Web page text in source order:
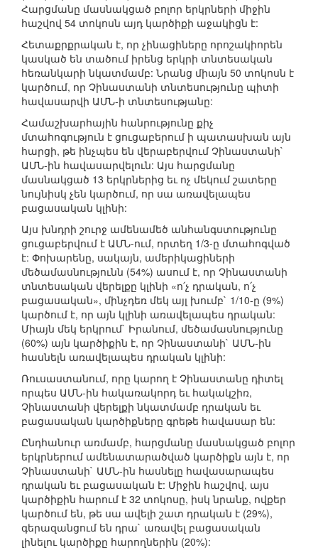
Հարցմանը մասնակցած բոլոր երկրների միջին
հաշվով 54 տոկոսն այդ կարծիքի աջակիցն է:
Հետաքրքրական է, որ չինացիները որոշակիորեն
կասկած են տածում իրենց երկրի տնտեսական
հեռանկարի նկատմամբ: Նրանց միայն 50 տոկոսն է
կարծում, որ Չինաստանի տնտեսությունը պիտի
հավասարվի ԱՄՆ-ի տնտեսությանը:
Համաշխարհային հանրությունը քիչ
մտահոգություն է ցուցաբերում ի պատասխան այն
հարցի, թե ինչպես են վերաբերվում Չինաստանի`
ԱՄՆ-ին հավասարվելուն: Այս հարցմանը
մասնակցած 13 երկրներից եւ ոչ մեկում շատերը
նույնիսկ չեն կարծում, որ սա առավելապես
բացասական կլինի:
Այս խնդրի շուրջ ամենամեծ անհանգստությունը
ցուցաբերվում է ԱՄՆ-ում, որտեղ 1/3-ը մտահոգված
է: Փոխարենը, սակայն, ամերիկացիների
մեծամասնությունն (54%) ասում է, որ Չինաստանի
տնտեսական վերելքը կլինի «ո՛չ դրական, ո՛չ
բացասական», մինչդեռ մեկ այլ խումբ` 1/10-ը (9%)
կարծում է, որ այն կլինի առավելապես դրական:
Միայն մեկ երկրում` Իրանում, մեծամասնությունը
(60%) այն կարծիքին է, որ Չինաստանի` ԱՄՆ-ին
հասնելն առավելապես դրական կլինի:
Ռուսաստանում, որը կարող է Չինաստանը դիտել
որպես ԱՄՆ-ին հակառակորդ եւ հակակշիռ,
Չինաստանի վերելքի նկատմամբ դրական եւ
բացասական կարծիքները գրեթե հավասար են:
Ընդհանուր առմամբ, հարցմանը մասնակցած բոլոր
երկրներում ամենատարածված կարծիքն այն է, որ
Չինաստանի` ԱՄՆ-ին հասնելը հավասարապես
դրական եւ բացասական է: Միջին հաշվով, այս
կարծիքին հարում է 32 տոկոսը, իսկ նրանք, ովքեր
կարծում են, թե սա ավելի շատ դրական է (29%),
գերազանցում են դրա` առավել բացասական
լինելու կարծիքը հարողներին (20%):